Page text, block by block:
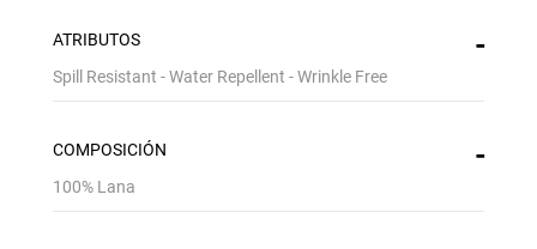
ATRIBUTOS
Spill Resistant - Water Repellent - Wrinkle Free
COMPOSICIÓN
100% Lana